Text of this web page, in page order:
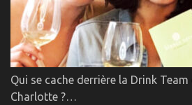
Qui se cache derrière la Drink
Charlotte ?…